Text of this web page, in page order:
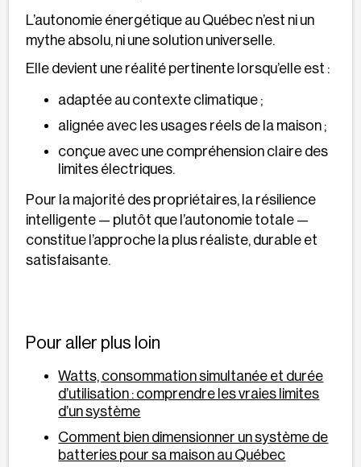
L’autonomie énergétique au Québec n’est ni un
mythe absolu, ni une solution universelle.
Elle devient une réalité pertinente lorsqu’elle est :
adaptée au contexte climatique ;
alignée avec les usages réels de la maison ;
conçue avec une compréhension claire des
limites électriques.
Pour la majorité des propriétaires, la résilience
intelligente — plutôt que l’autonomie totale —
constitue l’approche la plus réaliste, durable et
satisfaisante.
Pour aller plus loin
Watts, consommation simultanée et durée
d’utilisation : comprendre les vraies limites
d’un système
Comment bien dimensionner un système de
batteries pour sa maison au Québec